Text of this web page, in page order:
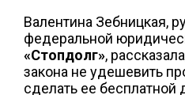
Валентина Зебницкая,
федеральной
«Стопдолг»,
закона не удешевить
сделать ее бесплатной